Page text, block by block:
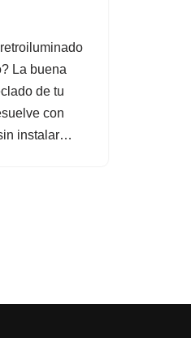
La buena
de tu
con
instalar…